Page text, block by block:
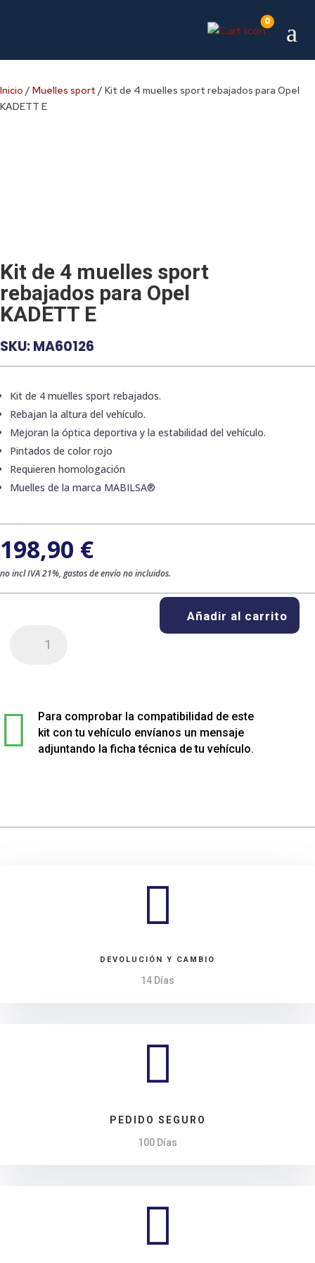
0 a
Inicio / Muelles sport / Kit de 4 muelles sport rebajados para Opel
KADETT E
Kit de 4 muelles sport
rebajados para Opel
KADETT E
SKU:MA60126
Kit de 4 muelles sport rebajados.
Rebajan la altura del vehículo.
Mejoran la óptica deportiva y la estabilidad del vehículo.
Pintados de color rojo
Requieren homologación
Muelles de la marca MABILSA®
198,90 €
no incl IVA 21%, gastos de envío no incluidos.
rebajados
Opel
Añadir al carrito

Para comprobar la compatibilidad de este
kit con tu vehículo envíanos un mensaje
adjuntando la ficha técnica de tu vehículo.

DEVOLUCIÓN Y CAMBIO
14 Días

PEDIDO SEGURO
100 Días
